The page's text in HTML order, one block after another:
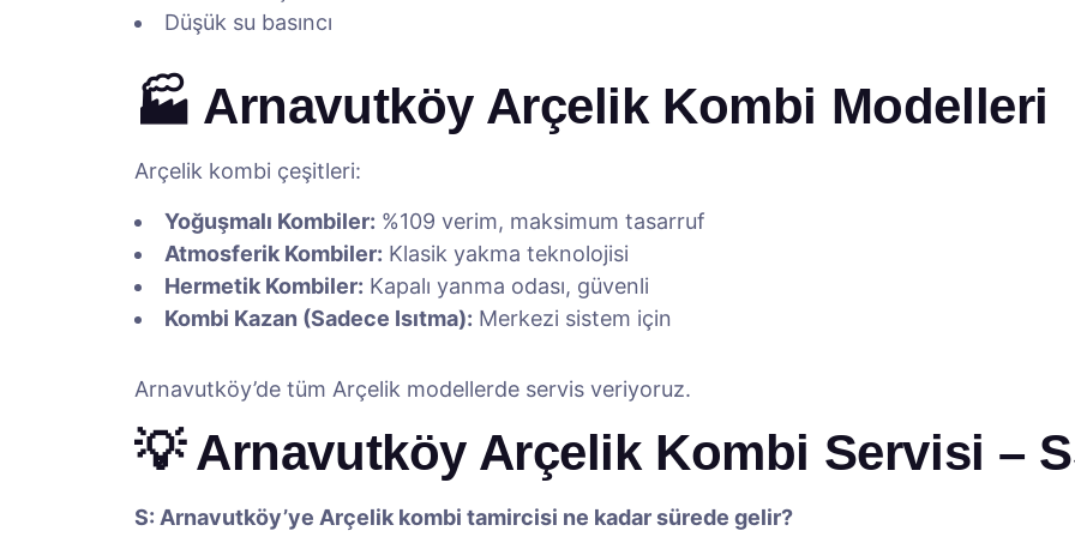
Düşük su basıncı
🏭 Arnavutköy Arçelik Kombi Modelleri
Arçelik kombi çeşitleri:
Yoğuşmalı Kombiler: %109 verim, maksimum tasarruf
Atmosferik Kombiler: Klasik yakma teknolojisi
Hermetik Kombiler: Kapalı yanma odası, güvenli
Kombi Kazan (Sadece Isıtma): Merkezi sistem için
Arnavutköy’de tüm Arçelik modellerde servis veriyoruz.
💡 Arnavutköy Arçelik Kombi Servisi –
S: Arnavutköy’ye Arçelik kombi tamircisi ne kadar sürede gelir?